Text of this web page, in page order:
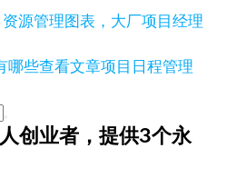
源管理图表，大厂项目经理
查看文章项目日程管理
创业者，提供3个永